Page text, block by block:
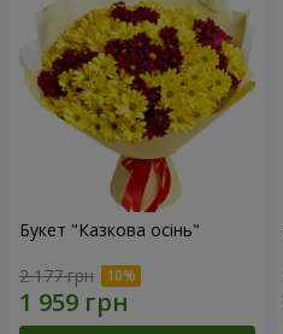
Букет "Казкова осінь"
2 177 грн